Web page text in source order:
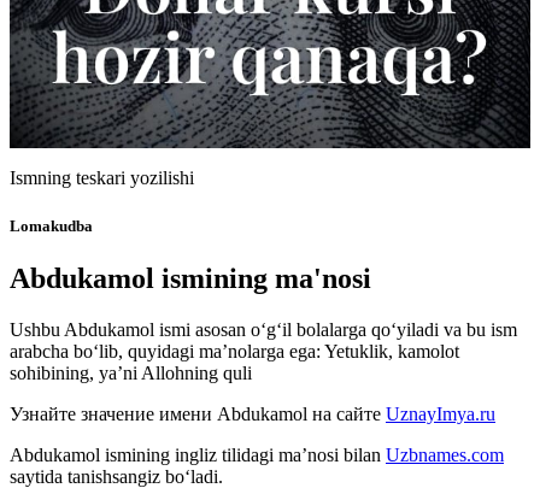
Ismning teskari yozilishi
Lomakudba
Abdukamol ismining ma'nosi
Ushbu Abdukamol ismi asosan o‘g‘il bolalarga qo‘yiladi va bu ism
arabcha bo‘lib, quyidagi ma’nolarga ega: Yetuklik, kamolot
sohibining, ya’ni Allohning quli
Узнайте значение имени Abdukamol на сайте UznayImya.ru
Abdukamol ismining ingliz tilidagi ma’nosi bilan Uzbnames.com
saytida tanishsangiz bo‘ladi.